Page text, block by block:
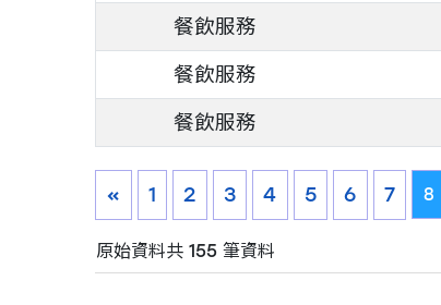
餐飲服務
餐飲服務
餐飲服務
« 1 2 3 4 5 6 7 8
原始資料共 155 筆資料